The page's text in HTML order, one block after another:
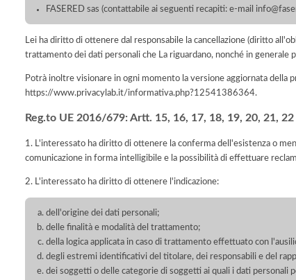
FASERED sas (contattabile ai seguenti recapiti: e-mail
Lei ha diritto di ottenere dal responsabile la cancellazione (diritto
trattamento dei dati personali che La riguardano, nonché in
Potrà inoltre visionare in ogni momento la versione aggiornata
https://www.privacylab.it/informativa.php?12541386364.
Reg.to UE 2016/679: Artt. 15, 16, 17, 18, 19, 20, 21,
1. L'interessato ha diritto di ottenere la conferma dell'esistenza o
comunicazione in forma intelligibile e la possibilità di effettuare
2. L'interessato ha diritto di ottenere l'indicazione:
dell'origine dei dati personali;
delle finalità e modalità del trattamento;
della logica applicata in caso di trattamento effettuato con
degli estremi identificativi del titolare, dei responsabili e del
dei soggetti o delle categorie di soggetti ai quali i dati personali